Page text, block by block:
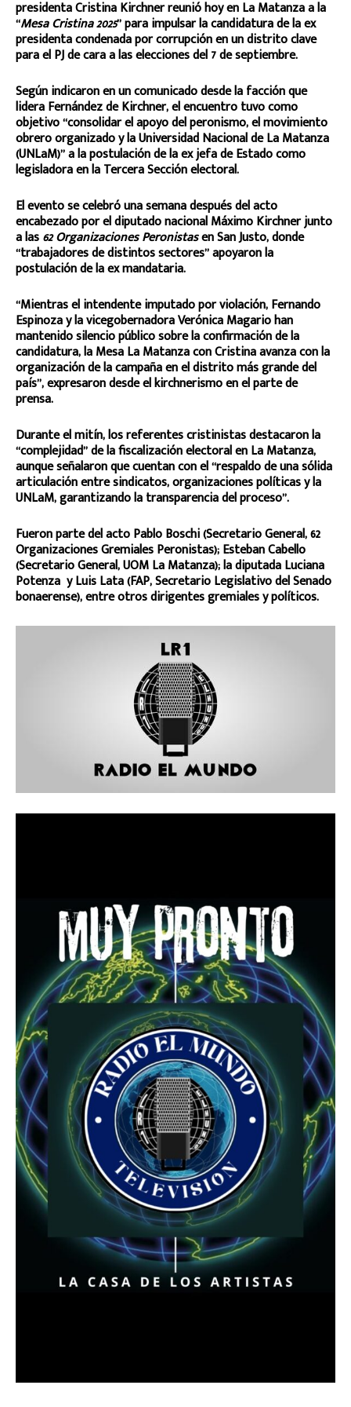
presidenta Cristina Kirchner reunió hoy en La Matanza a la
“Mesa Cristina 2025” para impulsar la candidatura de la ex
presidenta condenada por corrupción en un distrito clave
para el PJ de cara a las elecciones del 7 de septiembre.
Según indicaron en un comunicado desde la facción que
lidera Fernández de Kirchner, el encuentro tuvo como
objetivo “consolidar el apoyo del peronismo, el movimiento
obrero organizado y la Universidad Nacional de La Matanza
(UNLaM)” a la postulación de la ex jefa de Estado como
legisladora en la Tercera Sección electoral.
El evento se celebró una semana después del acto
encabezado por el diputado nacional Máximo Kirchner junto
a las62 Organizaciones Peronistasen San Justo, donde
“trabajadores de distintos sectores” apoyaron la
postulación de la ex mandataria.
“Mientras el intendente imputado por violación, Fernando
Espinoza y la vicegobernadora Verónica Magario han
mantenido silencio público sobre la confirmación de la
candidatura, la Mesa La Matanza con Cristina avanza con la
organización de la campaña en el distrito más grande del
país”, expresaron desde el kirchnerismo en el parte de
prensa.
Durante el mitín, los referentes cristinistas destacaron la
“complejidad” de la fiscalización electoral en La Matanza,
aunque señalaron que cuentan con el “respaldo de una sólida
articulación entre sindicatos, organizaciones políticas y la
UNLaM, garantizando la transparencia del proceso”.
Fueron parte del acto Pablo Boschi (Secretario General, 62
Organizaciones Gremiales Peronistas); Esteban Cabello
(Secretario General, UOM La Matanza); la diputada Luciana
Potenza y Luis Lata (FAP, Secretario Legislativo del Senado
bonaerense), entre otros dirigentes gremiales y políticos.